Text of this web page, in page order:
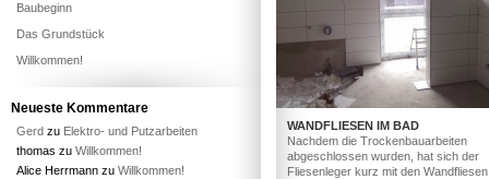
WANDFLIESEN IM BAD
Nachdem die Trockenbauarbeiten
abgeschlossen wurden, hat sich der
Fliesenleger kurz mit den
Baubeginn
Das Grundstück
Willkommen!
Neueste Kommentare
Gerd zu Elektro- und Putzarbeiten
thomas zu Willkommen!
Alice Herrmann zu Willkommen!